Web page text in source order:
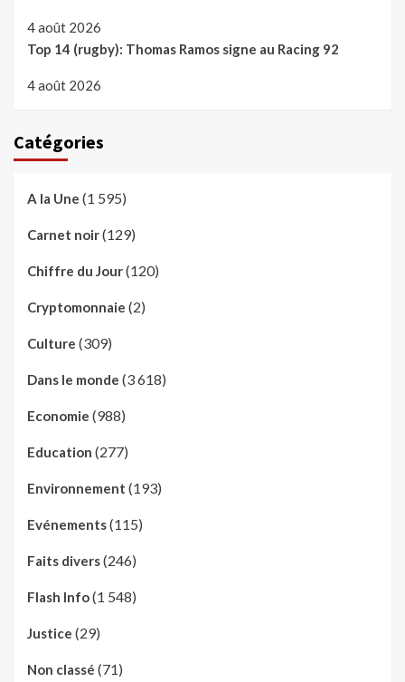
4 août 2026
Top 14 (rugby): Thomas Ramos signe au Racing 92
4 août 2026
Catégories
A la Une (1 595)
Carnet noir(129)
Chiffre du Jour(120)
Cryptomonnaie (2)
Culture (309)
Dans le monde (3 618)
Economie (988)
Education (277)
Environnement (193)
Evénements(115)
Faits divers(246)
Flash Info(1 548)
Justice (29)
Non classé (71)